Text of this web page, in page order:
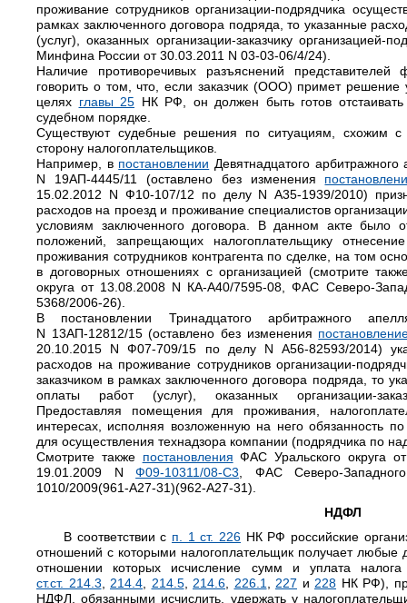
проживание сотрудников организации-подрядчика
рамках заключенного договора подряда, то указанные
(услуг), оказанных организации-заказчику организацией-
Минфина России от 30.03.2011 N 03-03-06/4/24).
Наличие противоречивых разъяснений представителей
говорить о том, что, если заказчик (ООО) примет решение
целях главы 25 НК РФ, он должен быть готов
судебном порядке.
Существуют судебные решения по ситуациям, схожим
сторону налогоплательщиков.
Например, в постановлении Девятнадцатого
N 19АП-4445/11 (оставлено без изменения
15.02.2012 N Ф10-107/12 по делу N А35-1939/2010)
расходов на проезд и проживание специалистов
условиям заключенного договора. В данном акте
положений, запрещающих налогоплательщику
проживания сотрудников контрагента по сделке, на том
в договорных отношениях с организацией (смотрите
округа от 13.08.2008 N КА-А40/7595-08, ФАС Северо-
5368/2006-26).
В постановлении Тринадцатого арбитражного
N 13АП-12812/15 (оставлено без изменения
20.10.2015 N Ф07-709/15 по делу N А56-82593/2014)
расходов на проживание сотрудников организации-
заказчиком в рамках заключенного договора подряда, то
оплаты работ (услуг), оказанных организации-
Предоставляя помещения для проживания,
интересах, исполняя возложенную на него обязанность
для осуществления технадзора компании (подрядчика по
Смотрите также постановления ФАС Уральского округа
19.01.2009 NФ09-10311/08-С3 , ФАС Северо-
1010/2009(961-А27-31)(962-А27-31).
НДФЛ
В соответствии с п. 1 ст. 226 НК РФ российские
отношений с которыми налогоплательщик получает любые
отношении которых исчисление сумм и уплата налога
ст.ст. 214.3
214.4 214.5, 214.6 226.1 227 и 228 НК РФ),
НДФЛ, обязанными исчислить, удержать у